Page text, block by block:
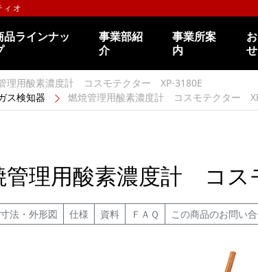
オ
品ラインナッ
事業部紹
介
事業所案
内
せ
理用酸素濃度計 コスモテクター XP-3180E
ス検知器 燃焼管理用酸素濃度計 コスモテクター
管理用酸素濃度計 コ
寸法・外形図 仕様 資料 ＦＡＱ この商品のお問い